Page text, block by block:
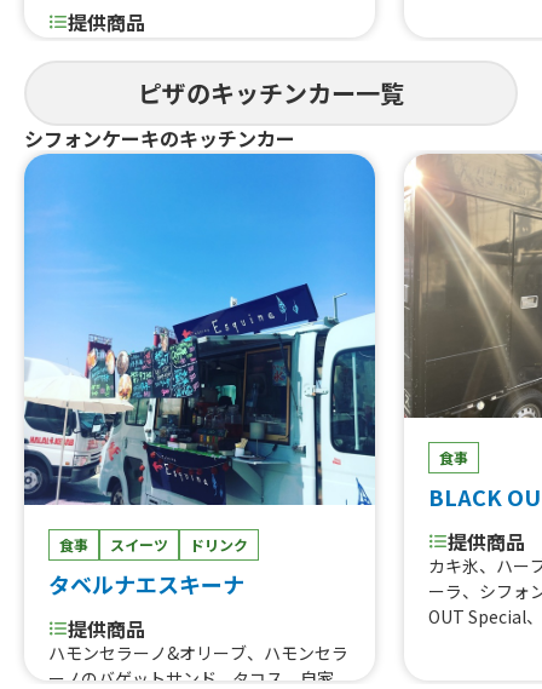
提供商品
ピザのキッチンカー一覧
シフォンケーキのキッチンカー
食事 スイーツ ドリンク
タベルナエスキーナ
提供商品
ハモンセラーノ&オリーブ、ハモンセラ
ーノのバゲットサンド、タコス、自家
食事
BLACK
提供商品
カキ氷、ハー
ーラ、シフォ
OUT Special